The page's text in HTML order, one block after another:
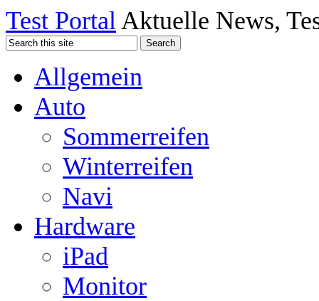
Test PortalAktuelle News,
Allgemein
Auto
Sommerreifen
Winterreifen
Navi
Hardware
iPad
Monitor